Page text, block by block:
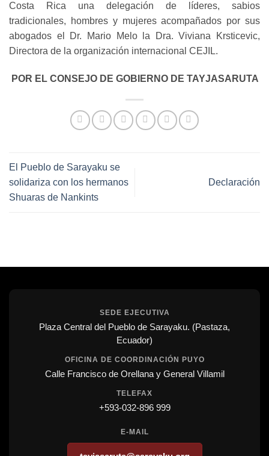
Costa Rica una delegación de líderes, sabios
tradicionales, hombres y mujeres acompañados por sus
abogados el Dr. Mario Melo la Dra. Viviana Krsticevic,
Directora de la organización internacional CEJIL.
POR EL CONSEJO DE GOBIERNO DE TAYJASARUTA
El Pueblo de Sarayaku se
solidariza con los hermanos
Shuaras de Nankints
Declaración
SEDE EJECUTIVA
Plaza Central del Pueblo de Sarayaku. (Pastaza,
Ecuador)
OFICINA DE COORDINACIÓN PUYO
Calle Francisco de Orellana y General Villamil
TELEFAX
+593-032-896 999
E-MAIL